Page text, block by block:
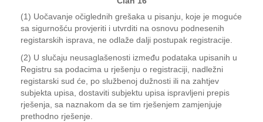
(1) Uočavanje očiglednih grešaka u pisanju, koje je moguće
sa sigurnošću provjeriti i utvrditi na osnovu podnesenih
registarskih isprava, ne odlaže dalji postupak registracije.
(2) U slučaju neusaglašenosti između podataka upisanih u
Registru sa podacima u rješenju o registraciji, nadležni
registarski sud će, po službenoj dužnosti ili na zahtjev
subjekta upisa, dostaviti subjektu upisa ispravljeni prepis
rješenja, sa naznakom da se tim rješenjem zamjenjuje
prethodno rješenje.